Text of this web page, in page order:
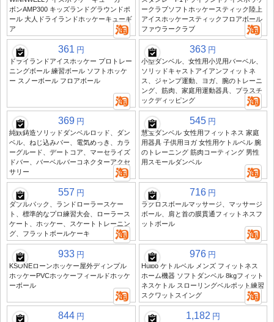
ボンAMP300 キッズランドグラウンドポ
ール 大人ドライランドホッケーキューギ
ア
ークラブソフトホッケースティック陸上
アイスホッケースティックフロアボール
ファウラークラブ
361 円
ドライランドアイスホッケー プロトレー
ニングボール 練習ボール ソフトホッケ
ー スノーボール フロアボール
363 円
小型ダンベル、女性用小児用バーベル、
ソリッドキャストアイアンフィットネ
ス、ジャンプ運動、ヨガ、腕のトレーニ
ング、筋肉、家庭用運動器具、プラスチ
ックディッピング
369 円
純鉄鋳造ソリッドダンベルロッド、ダン
ベル、ねじ込みバー、電気めっき、カラ
ーグルード、デートコア、マーセライズ
ドバー、バーベルバーコネクターアクセ
サリー
545 円
慧宝ダンベル 女性用フィットネス 家庭
用器具 子供用ヨガ 女性用ケトルベル 腕
のトレーニング 筋肉コーティング 男性
用スモールダンベル
557 円
ダブルパック、ランドローラースケー
ト、標準的なプロ練習大会、ローラース
ケート、ホッケー、スケートトレーニン
グ、フラットボールケーキ
716 円
ラクロスボールマッサージ、マッサージ
ボール、肩と首の膜貫通フィットネスフ
ットボール
933 円
KSONEローンホッケー屋外ディンプル
ホッケーPVCホッケーフィールドホッケ
ーボール
976 円
Huibo ケトルベル メンズ フィットネス
ホーム機器 ソフトダンベル 8kgフィット
ネスケトル スローリングベルポット練習
スクワットスイング
844 円 1,182 円